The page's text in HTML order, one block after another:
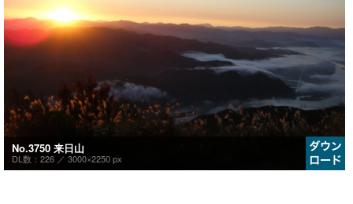
No.3750 来日山
DL数：226 ／ 3000×2250 px